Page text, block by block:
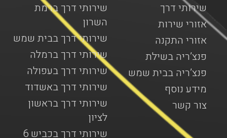
שירותי דרך ברמת
השרון
שירותי דרך בבית שמש
שירותי דרך ברמלה
שירותי דרך בעפולה
שירותי דרך באשדוד
שירותי דרך בראשון
לציון
שירותי דרך בכביש 6
שירותי דרך
אזורי שירות
אזורי התקנה
פנצ’ריה בשילת
פנצ’ריה בבית שמש
מידע נוסף
צור קשר